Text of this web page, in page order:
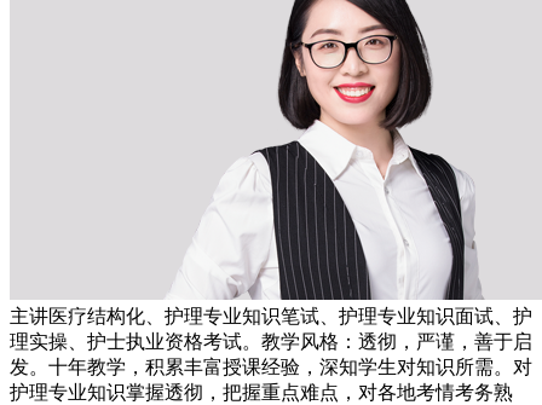
主讲医疗结构化、护理专业知识笔试、护理专业知识面试、护
理实操、护士执业资格考试。教学风格：透彻，严谨，善于启
发。十年教学，积累丰富授课经验，深知学生对知识所需。对
护理专业知识掌握透彻，把握重点难点，对各地考情考务熟